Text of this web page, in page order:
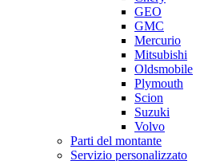
GEO
GMC
Mercurio
Mitsubishi
Oldsmobile
Plymouth
Scion
Suzuki
Volvo
Parti del montante
Servizio personalizzato